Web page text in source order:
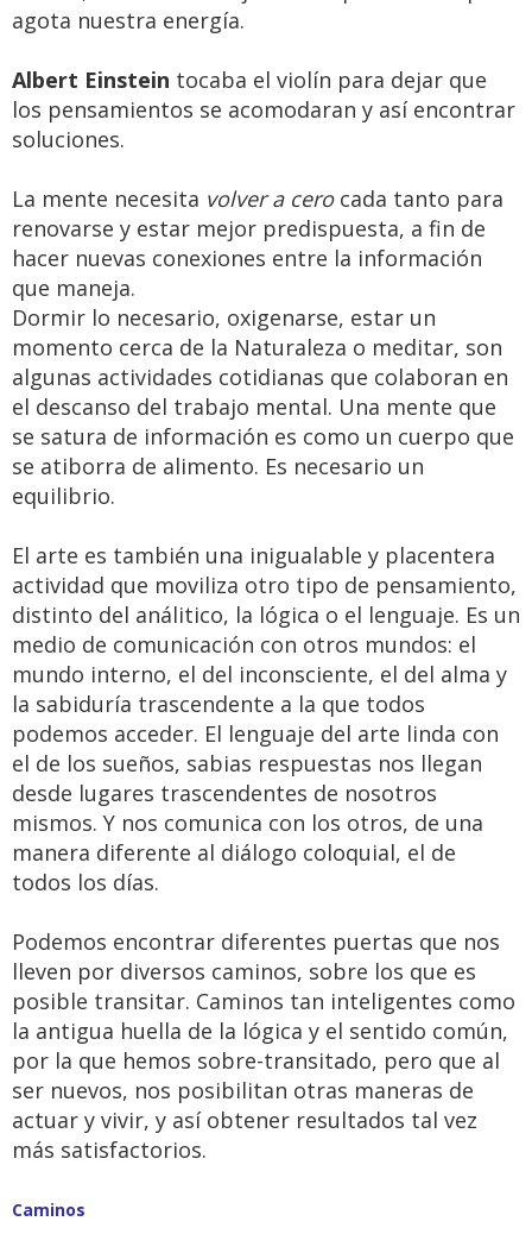
agota nuestra energía.
Albert Einstein tocaba el violín para dejar que
los pensamientos se acomodaran y así encontrar
soluciones.
La mente necesita volver a cerocada tanto para
renovarse y estar mejor predispuesta, a fin de
hacer nuevas conexiones entre la información
que maneja.
Dormir lo necesario, oxigenarse, estar un
momento cerca de la Naturaleza o meditar, son
algunas actividades cotidianas que colaboran en
el descanso del trabajo mental. Una mente que
se satura de información es como un cuerpo que
se atiborra de alimento. Es necesario un
equilibrio.
El arte es también una inigualable y placentera
actividad que moviliza otro tipo de pensamiento,
distinto del análitico, la lógica o el lenguaje. Es un
medio de comunicación con otros mundos: el
mundo interno, el del inconsciente, el del alma y
la sabiduría trascendente a la que todos
podemos acceder. El lenguaje del arte linda con
el de los sueños, sabias respuestas nos llegan
desde lugares trascendentes de nosotros
mismos. Y nos comunica con los otros, de una
manera diferente al diálogo coloquial, el de
todos los días.
Podemos encontrar diferentes puertas que nos
lleven por diversos caminos, sobre los que es
posible transitar. Caminos tan inteligentes como
la antigua huella de la lógica y el sentido común,
por la que hemos sobre-transitado, pero que al
ser nuevos, nos posibilitan otras maneras de
actuar y vivir, y así obtener resultados tal vez
más satisfactorios.
Caminos